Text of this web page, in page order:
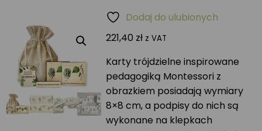
221,40 zł z VAT
Karty trójdzielne inspirowane
pedagogiką Montessori z
obrazkiem posiadają wymiary
8×8 cm, a podpisy do nich są
wykonane na klepkach
Dodaj do ulubionych